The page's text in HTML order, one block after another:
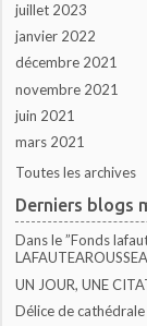
juillet 2023
janvier 2022
décembre 2021
novembre 2021
juin 2021
mars 2021
Toutes les archives
Derniers blogs
Dans le ”Fonds
UN JOUR, UNE
Délice de cathédrale